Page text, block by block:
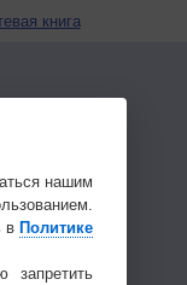
книга
нашим
в Политике
запретить